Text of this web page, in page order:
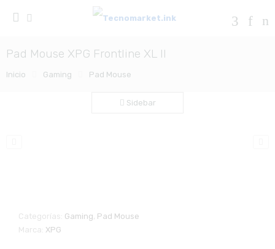
Pad Mouse XPG Frontline XL II
Inicio Gaming Pad Mouse
Sidebar
Categorías: Gaming Pad Mouse
Marca: XPG